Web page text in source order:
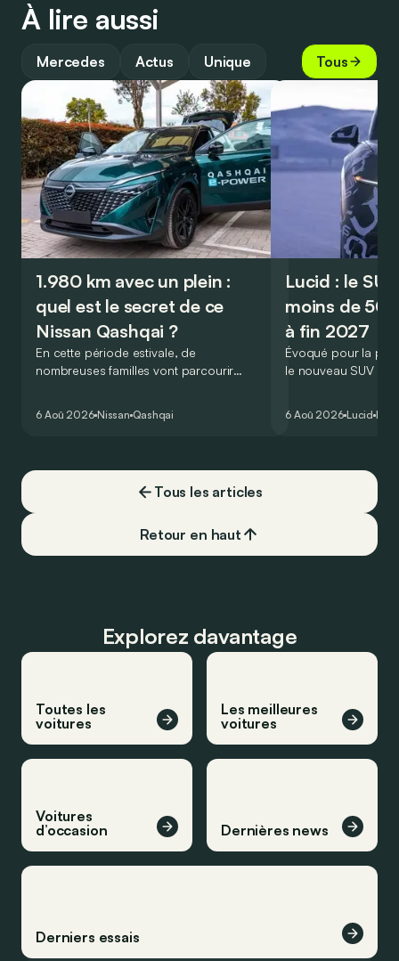
À lire aussi
Mercedes Actus Unique Tous
1.980 km avec un plein :
quel est le secret de ce
Nissan Qashqai ?
En cette période estivale, de
nombreuses familles vont parcourir
Qashqai e-Power, il serait possible de
6 Aoû 2026 Nissan Qashqai
Lucid : le
moins de
à fin 2027
Évoqué pour la
le nouveau SUV
l’année 2026.
6 Aoû 2026 Lucid
Tous les articles
Retour en haut
Explorez davantage
Toutes les
voitures
Les meilleures
voitures
Voitures
d’occasion
Dernières news
Derniers essais